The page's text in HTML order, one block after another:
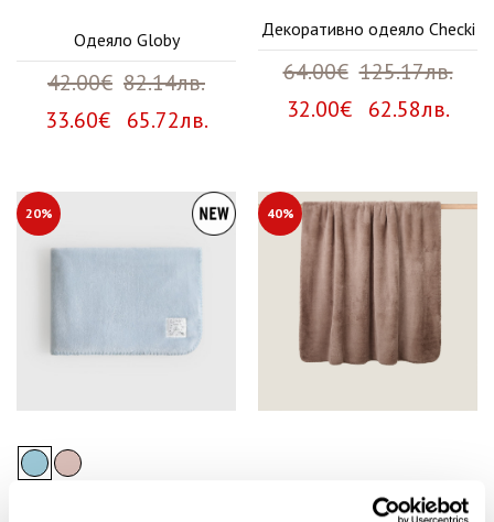
Одеяло Globy
42.00€ 82.14лв.
33.60€ 65.72лв.
Декоративно одеяло Checki
64.00€ 125.17лв.
32.00€ 62.58лв.
20% 40%
Декоративно одеяло Stefi